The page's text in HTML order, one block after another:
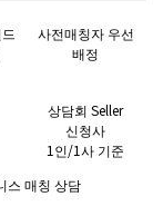
사전매칭자 우선
배정
상담회 Seller
신청사
1 인/1 사 기준
스 매칭 상담